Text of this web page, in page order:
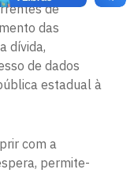
de
das
dívida,
de dados
estadual à
com a
permite-